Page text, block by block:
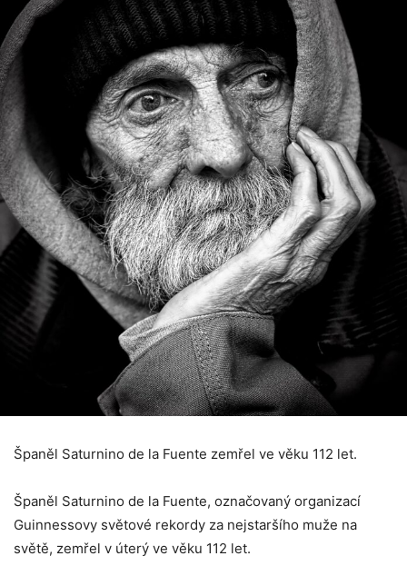
Španěl Saturnino de la Fuente zemřel ve věku 112 let.
Španěl Saturnino de la Fuente, označovaný organizací
Guinnessovy světové rekordy za nejstaršího muže na
světě, zemřel v úterý ve věku 112 let.